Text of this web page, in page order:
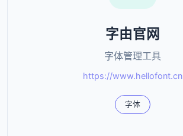
字由官网
字体管理工具
https://www.hellofont.cn
字体